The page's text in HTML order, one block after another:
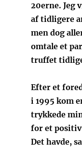
20erne. Jeg
af tidligere
men dog
omtale et
truffet
Efter et
i 1995 kom
trykkede
for et
Det havde,